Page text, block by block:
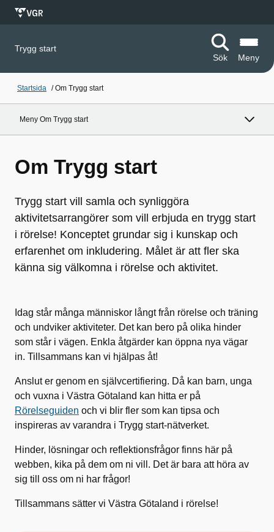
Trygg start
Sök
Meny
Startsida /Om Trygg start
Meny Om Trygg start
Om Trygg start
Trygg start vill samla och synliggöra
aktivitetsarrangörer som vill erbjuda en trygg start
i rörelse! Konceptet grundar sig i kunskap och
erfarenhet om inkludering. Målet är att fler ska
känna sig välkomna i rörelse och aktivitet.
Idag står många människor långt från rörelse och träning
och undviker aktiviteter. Det kan bero på olika hinder
som står i vägen. Enkla åtgärder kan öppna nya vägar
in. Tillsammans kan vi hjälpas åt!
Anslut er genom en självcertifiering. Då kan barn, unga
och vuxna i Västra Götaland kan hitta er på
Rörelseguiden och vi blir fler som kan tipsa och
inspireras av varandra i Trygg start-nätverket.
Hinder, lösningar och reflektionsfrågor finns här på
webben, kika på dem om ni vill. Det är bara att höra av
sig till oss om ni har frågor!
Tillsammans sätter vi Västra Götaland i rörelse!